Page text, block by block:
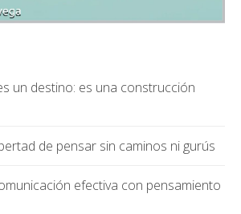
un destino: es una construcción
de pensar sin caminos ni gurús
efectiva con pensamiento